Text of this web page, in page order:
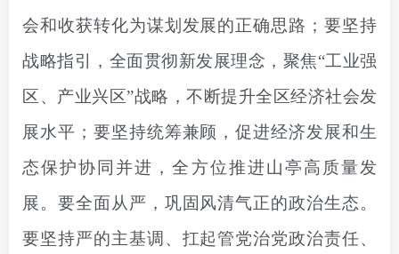
会和收获转化为谋划发展的正确思路；要坚持
战略指引，全面贯彻新发展理念，聚焦“工业强
区、产业兴区”战略，不断提升全区经济社会发
展水平；要坚持统筹兼顾，促进经济发展和生
态保护协同并进，全方位推进山亭高质量发
展。要全面从严，巩固风清气正的政治生态。
要坚持严的主基调、扛起管党治党政治责任、